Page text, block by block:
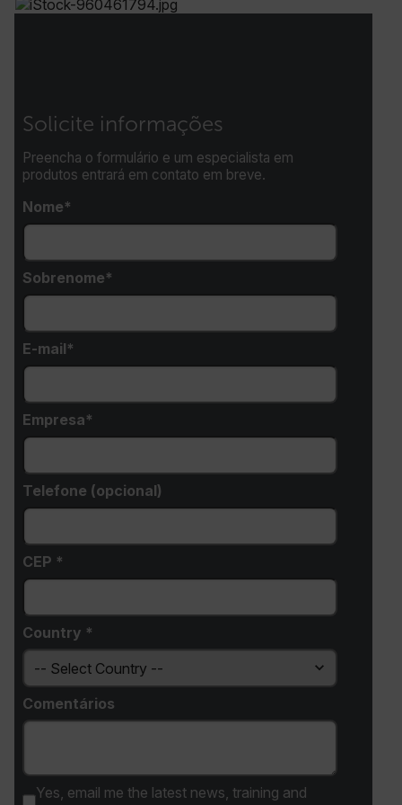
Solicite informações
Preencha o formulário e um especialista em
produtos entrará em contato em breve.
Nome
Sobrenome
E-mail
Empresa
Telefone (opcional)
CEP *
Country *
Comentários
Yes, email me the latest news, training and